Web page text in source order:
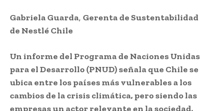
Gabriela Guarda, Gerenta de Sustentabilidad
de Nestlé Chile
Un informe del Programa de Naciones Unidas
para el Desarrollo (PNUD) señala que Chile se
ubica entre los países más vulnerables a los
cambios de la crisis climática, pero siendo las
empresas un actor relevante en la sociedad,